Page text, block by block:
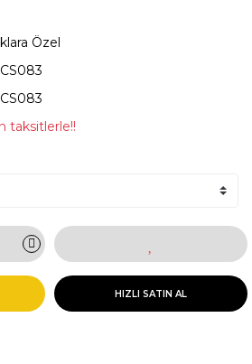
Özel
taksitlerle!!
HIZLI SATIN AL